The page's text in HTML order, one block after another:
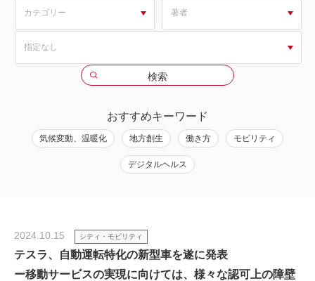
おすすめキーワード
気候変動、温暖化 地方創生 働き方 モビリティ
デジタルヘルス
2024.10.15 シティ・モビリティ
テスラ、自動運転特化の新型車を遂に発表
ー移動サービスの実現に向けては、様々な認可上の障壁